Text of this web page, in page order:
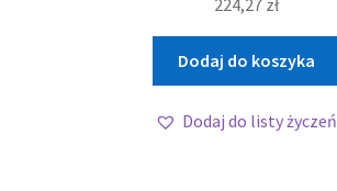
224,27 zł
Dodaj do koszyka
Dodaj do listy życzeń